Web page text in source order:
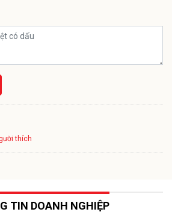
thích
TIN DOANH NGHIỆP